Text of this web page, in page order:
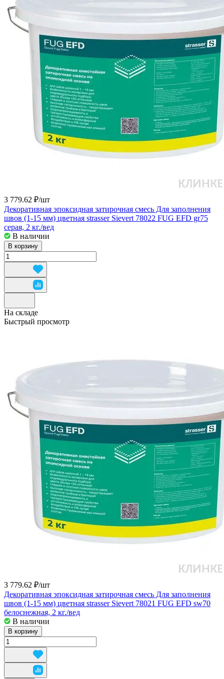
3 779.62 ₽/шт
Декоративная эпоксидная затирочная смесь Для заполнения
швов (1-15 мм) цветная strasser Sievert 78022 FUG EFD gr75
серая, 2 кг./вед
В наличии
В корзину
На складе
Быстрый просмотр
3 779.62 ₽/шт
Декоративная эпоксидная затирочная смесь Для заполнения
швов (1-15 мм) цветная strasser Sievert 78021 FUG EFD sw70
белоснежная, 2 кг./вед
В наличии
В корзину